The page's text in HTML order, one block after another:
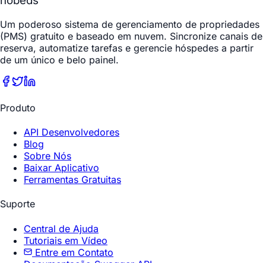
Um poderoso sistema de gerenciamento de propriedades
(PMS) gratuito e baseado em nuvem. Sincronize canais de
reserva, automatize tarefas e gerencie hóspedes a partir
de um único e belo painel.
Produto
API Desenvolvedores
Blog
Sobre Nós
Baixar Aplicativo
Ferramentas Gratuitas
Suporte
Central de Ajuda
Tutoriais em Vídeo
Entre em Contato